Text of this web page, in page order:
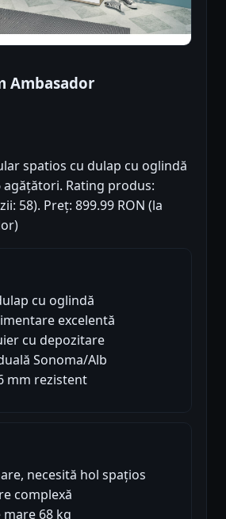
Ambasador
spatios cu dulap cu oglindă
agățători. Rating produs:
58). Preț: 899.99 RON (la
cu oglindă
excelentă
cu depozitare
Sonoma/Alb
mm rezistent
necesită hol spațios
complexă
68 kg